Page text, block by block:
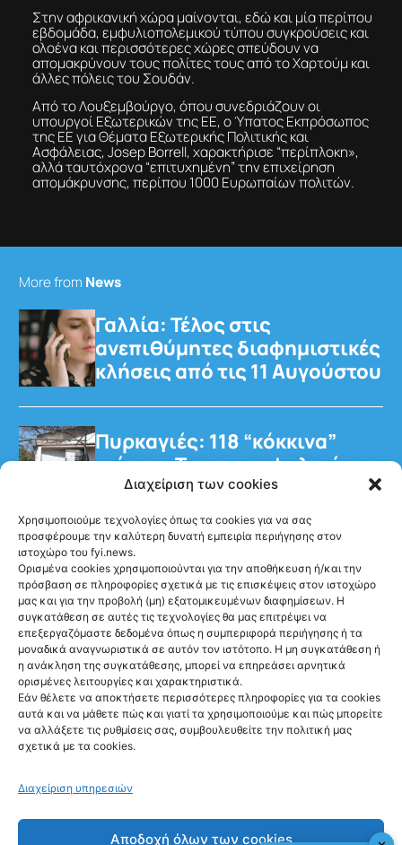
Διαχείριση των cookies
Χρησιμοποιούμε τεχνολογίες όπως τα cookies για να σας
προσφέρουμε την καλύτερη δυνατή εμπειρία περιήγησης στον
ιστοχώρο του fyi.news.
Ορισμένα cookies χρησιμοποιούνται για την αποθήκευση ή/και την
πρόσβαση σε πληροφορίες σχετικά με τις επισκέψεις στον ιστοχώρο
μας και για την προβολή (μη) εξατομικευμένων διαφημίσεων. Η
συγκατάθεση σε αυτές τις τεχνολογίες θα μας επιτρέψει να
επεξεργαζόμαστε δεδομένα όπως η συμπεριφορά περιήγησης ή τα
μοναδικά αναγνωριστικά σε αυτόν τον ιστότοπο. Η μη συγκατάθεση ή
η ανάκληση της συγκατάθεσης, μπορεί να επηρεάσει αρνητικά
ορισμένες λειτουργίες και χαρακτηριστικά.
Εάν θέλετε να αποκτήσετε περισσότερες πληροφορίες για τα cookies
αυτά και να μάθετε πώς και γιατί τα χρησιμοποιούμε και πώς μπορείτε
να αλλάξετε τις ρυθμίσεις σας, συμβουλευθείτε την πολιτική μας
σχετικά με τα cookies.
Διαχείριση υπηρεσιών
Αποδοχή όλων των cookies
Στην αφρικανική χώρα μαίνονται, εδώ και μία περίπου
εβδομάδα, εμφυλιοπολεμικού τύπου συγκρούσεις και
ολοένα και περισσότερες χώρες σπεύδουν να
απομακρύνουν τους πολίτες τους από το Χαρτούμ και
άλλες πόλεις του Σουδάν.
Από το Λουξεμβούργο, όπου συνεδριάζουν οι
υπουργοί Εξωτερικών της ΕΕ, ο Ύπατος Εκπρόσωπος
της ΕΕ για Θέματα Εξωτερικής Πολιτικής και
Ασφάλειας, Josep Borrell, χαρακτήρισε “περίπλοκη»,
αλλά ταυτόχρονα “επιτυχημένη” την επιχείρηση
απομάκρυνσης, περίπου 1000 Ευρωπαίων πολιτών.
More from News
Γαλλία: Τέλος στις
ανεπιθύμητες διαφημιστικές
κλήσεις από τις 11 Αυγούστου
Πυρκαγιές: 118 “κόκκινα”
κτίρια – Τρεις προφυλακίσεις
για τη φωτιά στη Βοιωτία
Ακολούθησέ μας
Newsletter